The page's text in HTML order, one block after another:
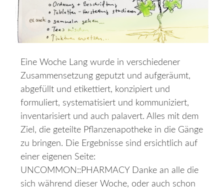
Eine Woche Lang wurde in verschiedener
Zusammensetzung geputzt und aufgeräumt,
abgefüllt und etikettiert, konzipiert und
formuliert, systematisiert und kommuniziert,
inventarisiert und auch palavert. Alles mit dem
Ziel, die geteilte Pflanzenapotheke in die Gänge
zu bringen. Die Ergebnisse sind ersichtlich auf
einer eigenen Seite:
UNCOMMON::PHARMACY Danke an alle die
sich während dieser Woche, oder auch schon